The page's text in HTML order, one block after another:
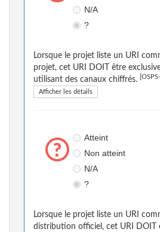
N/A
?
Lorsque le projet liste un URI
projet, cet URI DOIT être
utilisant des canaux chiffrés.
Afficher les détails
Atteint
Non atteint
N/A
?
Lorsque le projet liste un URI
distribution officiel, cet URI DOIT